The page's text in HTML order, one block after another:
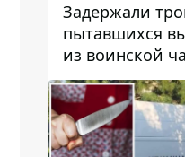
Задержали
пытавшихся
из воинской
за 7 тысяч
них был врач